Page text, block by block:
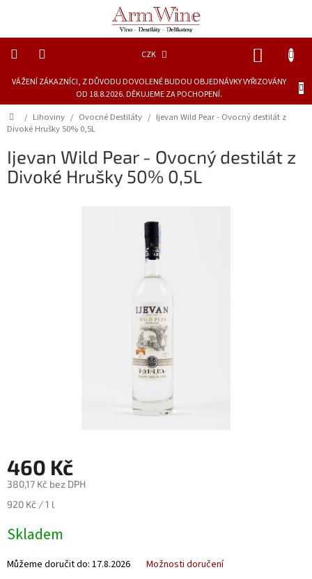
VÁŽENÍ ZÁKAZNÍCI, Z DŮVODU DOVOLENÉ BUDOU OBJEDNÁVKY VYŘIZOVÁNY
OD 18.8.2026. DĚKUJEME ZA POCHOPENÍ.
CZK
Novinky
Dárkové
láhve
Lihoviny
Měna
(CZK)
Přihlášení
Domů
/ Lihoviny / Ovocné Destiláty / Ijevan Wild Pear - Ovocný destilát z
Divoké Hrušky 50% 0,5L
Ijevan Wild Pear - Ovocný destilát z
Divoké Hrušky 50% 0,5L
460 Kč
380,17 Kč bez DPH
Měrná
920 Kč / 1 l
Skladem
Můžeme doručit do: 17.8.2026 Možnosti doručení